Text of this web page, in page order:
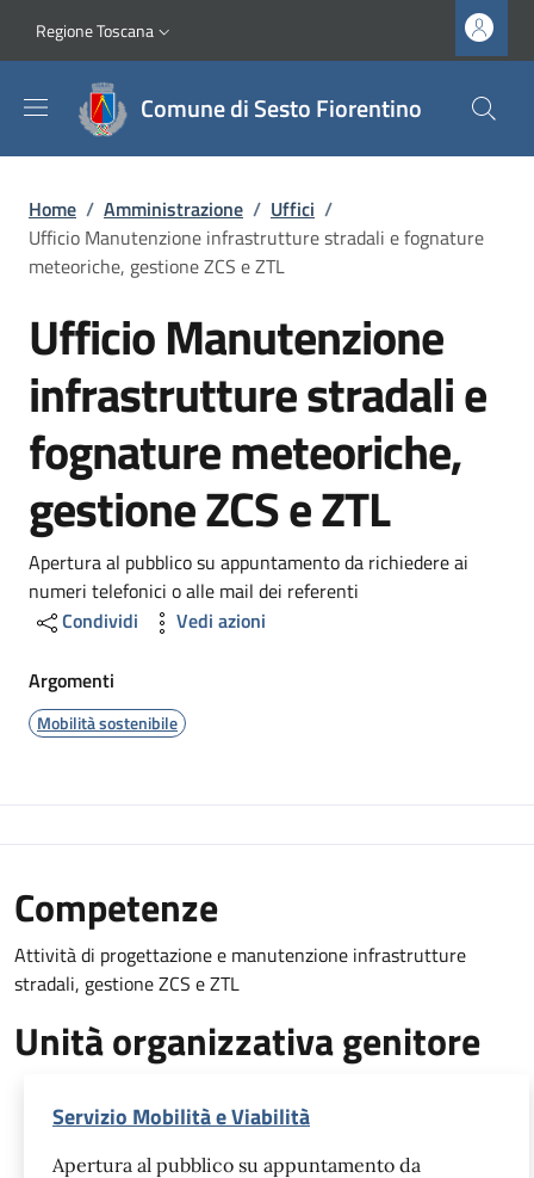
Slim top
Regione Toscana
Comune di Sesto Fiorentino
Briciole di pane
Home / Amministrazione / Uffici /
Ufficio Manutenzione infrastrutture stradali e fognature
meteoriche, gestione ZCS e ZTL
Ufficio Manutenzione
infrastrutture stradali e
fognature meteoriche,
gestione ZCS e ZTL
Dettagli
Apertura al pubblico su appuntamento da richiedere ai
numeri telefonici o alle mail dei referenti
Condividi
Vedi azioni
Argomenti
Mobilità sostenibile
Competenze
Attività di progettazione e manutenzione infrastrutture
stradali, gestione ZCS e ZTL
Unità organizzativa genitore
Servizio Mobilità e Viabilità
Apertura al pubblico su appuntamento da